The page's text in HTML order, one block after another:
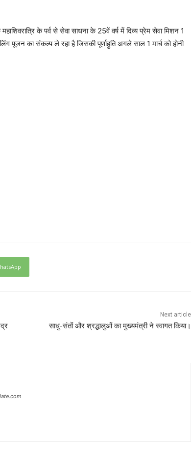
के पर्व से सेवा साधना के 25वें वर्ष में दिव्य प्रेम सेवा मिशन 1
पूजन का संकल्प ले रहा है जिसकी पूर्णाहुति अगले साल 1 मार्च को होनी
Next article
साधु-संतों और श्रद्धालुओं का मुख्यमंत्री ने स्वागत किया।